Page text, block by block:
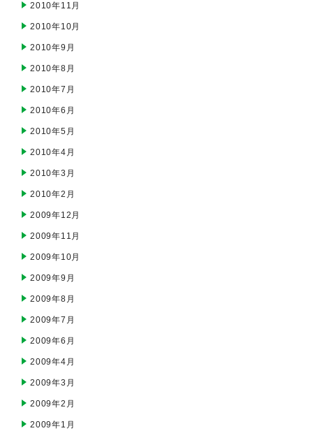
2010年11月
2010年10月
2010年9月
2010年8月
2010年7月
2010年6月
2010年5月
2010年4月
2010年3月
2010年2月
2009年12月
2009年11月
2009年10月
2009年9月
2009年8月
2009年7月
2009年6月
2009年4月
2009年3月
2009年2月
2009年1月